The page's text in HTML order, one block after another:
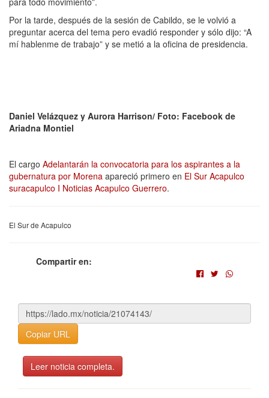
Por la tarde, después de la sesión de Cabildo, se le volvió a
preguntar acerca del tema pero evadió responder y sólo dijo: “A
mí hablenme de trabajo” y se metió a la oficina de presidencia.
Daniel Velázquez y Aurora Harrison/ Foto: Facebook de
Ariadna Montiel
El cargo Adelantarán la convocatoria para los aspirantes a la
gubernatura por Morena apareció primero en El Sur Acapulco
suracapulco I Noticias Acapulco Guerrero.
El Sur de Acapulco
Compartir en:
Copiar URL
Leer noticia completa.